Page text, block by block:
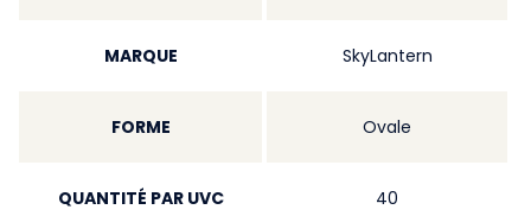
MARQUE SkyLantern
FORME Ovale
QUANTITÉ PAR UVC 40